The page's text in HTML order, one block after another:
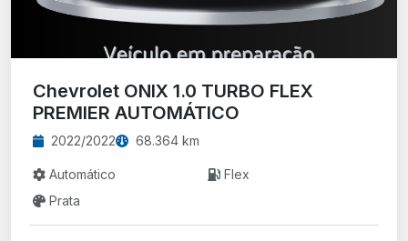
Chevrolet ONIX 1.0 TURBO FLEX
PREMIER AUTOMÁTICO
2022/2022 68.364 km
Automático
Flex
Prata